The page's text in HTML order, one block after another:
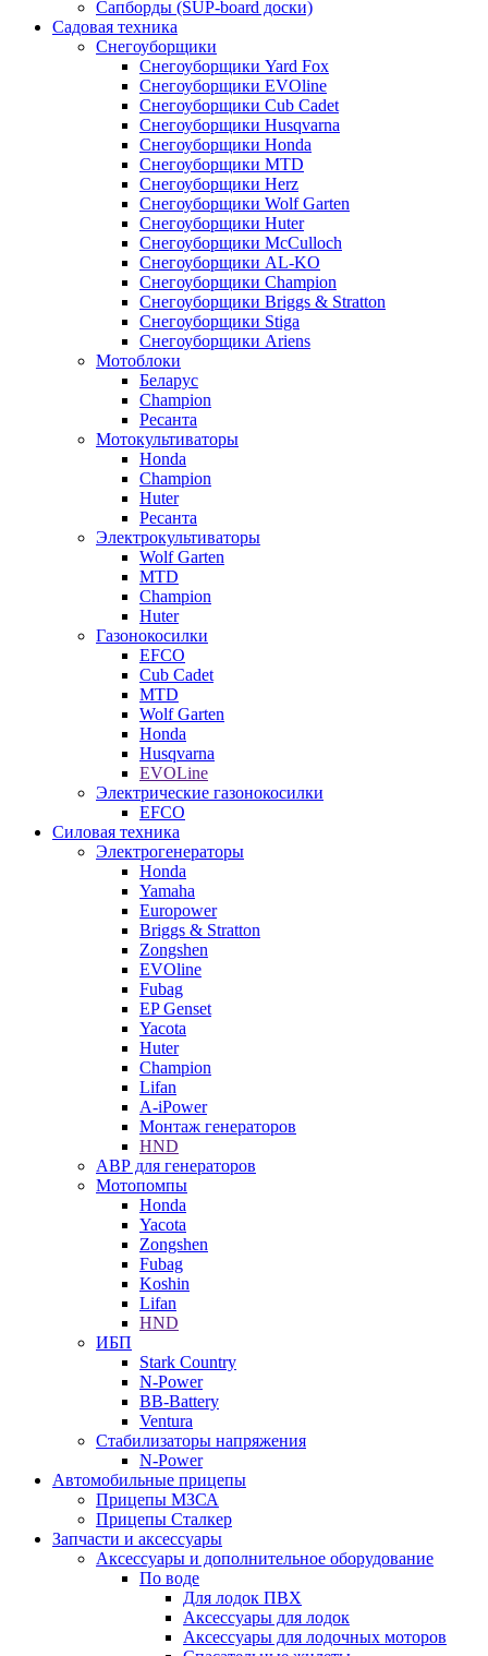
Сапборды (SUP-board доски)
Садовая техника
Снегоуборщики
Снегоуборщики Yard Fox
Снегоуборщики EVOline
Снегоуборщики Cub Cadet
Снегоуборщики Husqvarna
Снегоуборщики Honda
Снегоуборщики MTD
Снегоуборщики Herz
Снегоуборщики Wolf Garten
Снегоуборщики Huter
Снегоуборщики McCulloch
Снегоуборщики AL-KO
Снегоуборщики Champion
Снегоуборщики Briggs & Stratton
Снегоуборщики Stiga
Снегоуборщики Ariens
Мотоблоки
Беларус
Champion
Ресанта
Мотокультиваторы
Honda
Champion
Huter
Ресанта
Электрокультиваторы
Wolf Garten
MTD
Champion
Huter
Газонокосилки
EFCO
Cub Cadet
MTD
Wolf Garten
Honda
Husqvarna
EVOLine
Электрические газонокосилки
EFCO
Силовая техника
Электрогенераторы
Honda
Yamaha
Europower
Briggs & Stratton
Zongshen
EVOline
Fubag
EP Genset
Yacota
Huter
Champion
Lifan
A-iPower
Монтаж генераторов
HND
АВР для генераторов
Мотопомпы
Honda
Yacota
Zongshen
Fubag
Koshin
Lifan
HND
ИБП
Stark Country
N-Power
BB-Battery
Ventura
Стабилизаторы напряжения
N-Power
Автомобильные прицепы
Прицепы МЗСА
Прицепы Сталкер
Запчасти и аксессуары
Аксессуары и дополнительное оборудование
По воде
Для лодок ПВХ
Аксессуары для лодок
Аксессуары для лодочных моторов